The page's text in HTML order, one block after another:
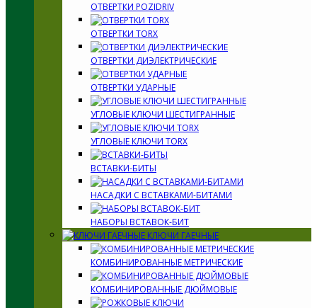
ОТВЕРТКИ POZIDRIV
ОТВЕРТКИ TORX
ОТВЕРТКИ ДИЭЛЕКТРИЧЕСКИЕ
ОТВЕРТКИ УДАРНЫЕ
УГЛОВЫЕ КЛЮЧИ ШЕСТИГРАННЫЕ
УГЛОВЫЕ КЛЮЧИ TORX
ВСТАВКИ-БИТЫ
НАСАДКИ С ВСТАВКАМИ-БИТАМИ
НАБОРЫ ВСТАВОК-БИТ
КЛЮЧИ ГАЕЧНЫЕ
КОМБИНИРОВАННЫЕ МЕТРИЧЕСКИЕ
КОМБИНИРОВАННЫЕ ДЮЙМОВЫЕ